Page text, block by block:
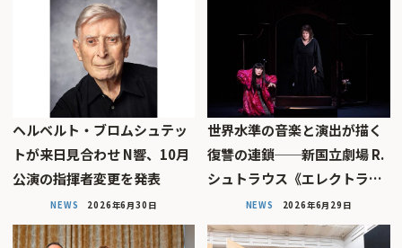
ヘルベルト・ブロムシュテッ
トが来日見合わせ N響、10月
公演の指揮者変更を発表
NEWS 2026年6月30日
世界水準の音楽と演出が描く
復讐の連鎖──新国立劇場 R.
シュトラウス《エレクトラ…
NEWS 2026年6月29日